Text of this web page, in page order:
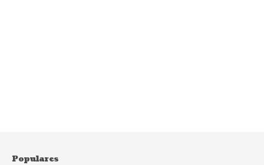
Populares